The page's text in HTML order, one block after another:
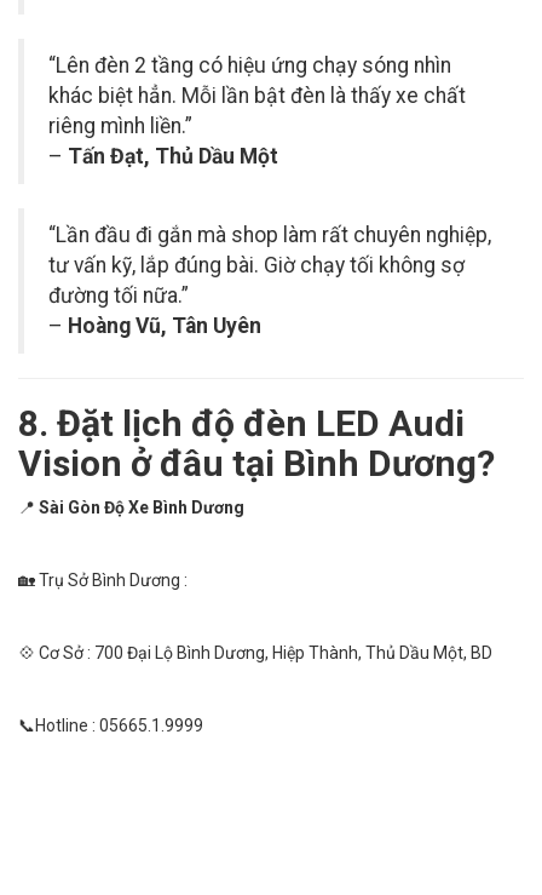
“Lên đèn 2 tầng có hiệu ứng chạy sóng nhìn
khác biệt hẳn. Mỗi lần bật đèn là thấy xe chất
riêng mình liền.”
– Tấn Đạt, Thủ Dầu Một
“Lần đầu đi gắn mà shop làm rất chuyên nghiệp,
tư vấn kỹ, lắp đúng bài. Giờ chạy tối không sợ
đường tối nữa.”
– Hoàng Vũ, Tân Uyên
8. Đặt lịch độ đèn LED Audi
Vision ở đâu tại Bình Dương?
📍 Sài Gòn Độ Xe Bình Dương
🏡 Trụ Sở Bình Dương :
💠 Cơ Sở : 700 Đại Lộ Bình Dương, Hiệp Thành, Thủ Dầu Một, BD
📞Hotline : 05665.1.9999